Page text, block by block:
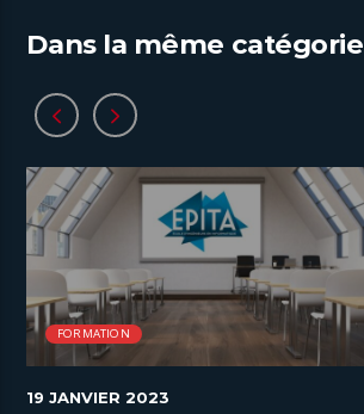
Dans la même catégorie
FORMATION
19 JANVIER 2023